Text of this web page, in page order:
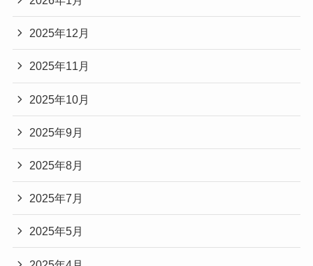
2025年12月
2025年11月
2025年10月
2025年9月
2025年8月
2025年7月
2025年5月